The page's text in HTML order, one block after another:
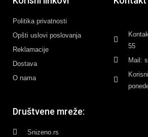
Politika privatnosti
Opšti uslovi poslovanja
Reklamacije
Dostava
O nama
55
Mail:
Društvene mreže:
Snizeno.rs